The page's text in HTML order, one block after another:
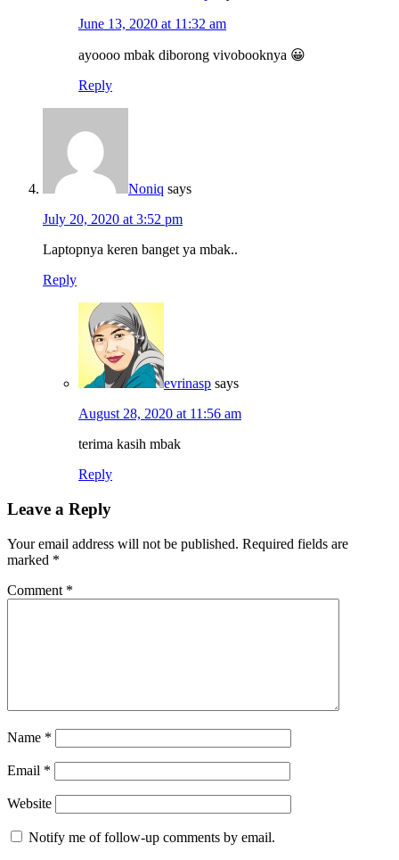
June 13, 2020 at 11:32 am
ayoooo mbak diborong vivobooknya 😀
Reply
Noniq says
July 20, 2020 at 3:52 pm
Laptopnya keren banget ya mbak..
Reply
evrinasp says
August 28, 2020 at 11:56 am
terima kasih mbak
Reply
Leave a Reply
Your email address will not be published. Required fields are
marked *
Comment *
Name *
Email *
Website
Notify me of follow-up comments by email.